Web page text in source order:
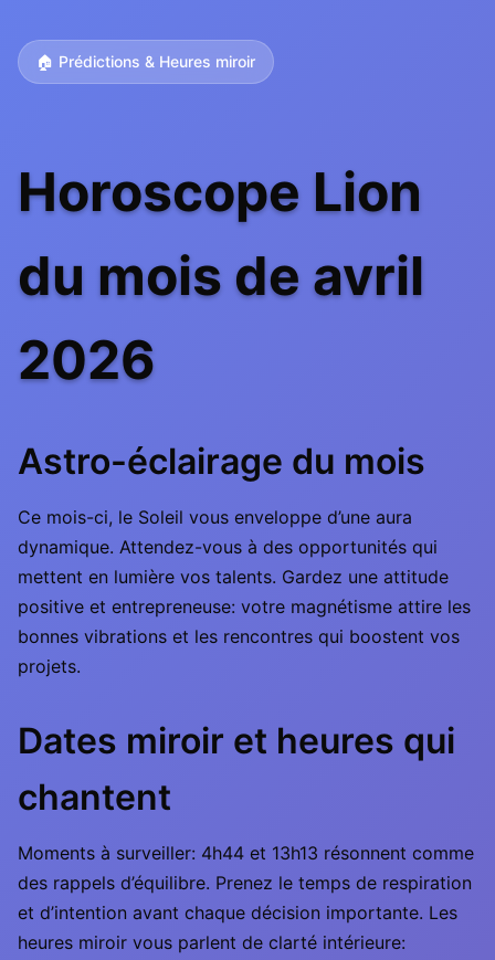
🏠 Prédictions & Heures miroir
Horoscope Lion
du mois de avril
2026
Astro-éclairage du mois
Ce mois-ci, le Soleil vous enveloppe d’une aura
dynamique. Attendez-vous à des opportunités qui
mettent en lumière vos talents. Gardez une attitude
positive et entrepreneuse: votre magnétisme attire les
bonnes vibrations et les rencontres qui boostent vos
projets.
Dates miroir et heures qui
chantent
Moments à surveiller: 4h44 et 13h13 résonnent comme
des rappels d’équilibre. Prenez le temps de respiration
et d’intention avant chaque décision importante. Les
heures miroir vous parlent de clarté intérieure: